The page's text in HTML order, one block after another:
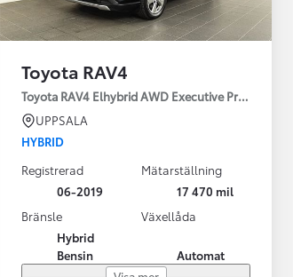
Toyota RAV4
Toyota RAV4 Elhybrid AWD Executive Premium
UPPSALA
HYBRID
Registrerad
06-2019
Mätarställning
17 470 mil
Bränsle
Hybrid
Bensin
Växellåda
Automat